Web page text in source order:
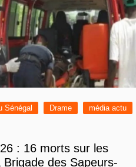
Sénégal Drame
média actu
: 16 morts sur les
Brigade des Sapeurs-